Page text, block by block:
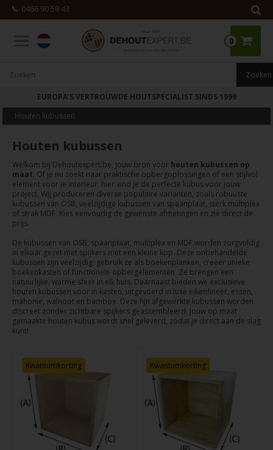
0466 90 59 43
0
EUROPA’S VERTROUWDE HOUTSPECIALIST SINDS 1999
Houten kubussen
Houten kubussen
Welkom bij Dehoutexpert.be, jouw bron voor houten kubussen op
maat. Of je nu zoekt naar praktische opbergoplossingen of een stijlvol
element voor je interieur, hier vind je de perfecte kubus voor jouw
project. Wij produceren diverse populaire varianten, zoals robuuste
kubussen van OSB, veelzijdige kubussen van spaanplaat, sterk multiplex
of strak MDF. Kies eenvoudig de gewenste afmetingen en zie direct de
prijs.
De kubussen van OSB, spaanplaat, multiplex en MDF worden zorgvuldig
in elkaar gezet met spijkers met een kleine kop. Deze onbehandelde
kubussen zijn veelzijdig: gebruik ze als boekenplanken, creëer unieke
boekenkasten of functionele opbergelementen. Ze brengen een
natuurlijke, warme sfeer in elk huis. Daarnaast bieden we exclusieve
houten kubussen voor in kasten, uitgevoerd in luxe eikenfineer, essen,
mahonie, walnoot en bamboe. Deze fijn afgewerkte kubussen worden
discreet zonder zichtbare spijkers geassembleerd. Jouw op maat
gemaakte houten kubus wordt snel geleverd, zodat je direct aan de slag
kunt!
Kwantumkorting Kwantumkorting